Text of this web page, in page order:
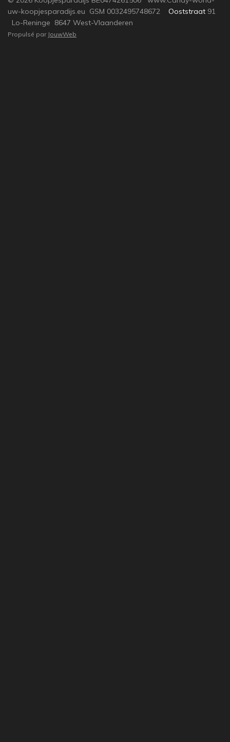
uw-koopjesparadijs.eu GSM 0032495748672 Ooststraat 91
Lo-Reninge 8647 West-Vlaanderen
Propulsé par JouwWeb